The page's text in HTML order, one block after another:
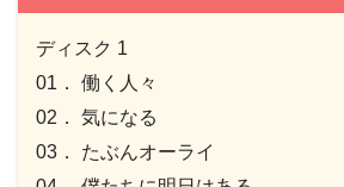
ディスク 1
01． 働く人々
02． 気になる
03． たぶんオーライ